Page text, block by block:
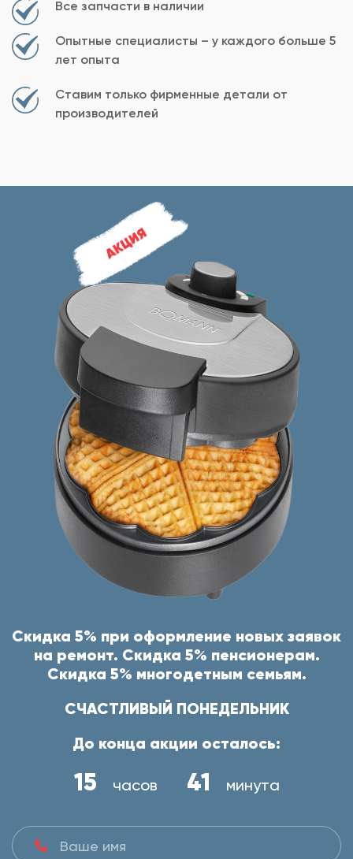
Все запчасти в наличии
Опытные специалисты – у каждого больше 5
лет опыта
Ставим только фирменные детали от
производителей
Скидка 5% при оформление новых заявок
на ремонт. Скидка 5% пенсионерам.
Скидка 5% многодетным семьям.
СЧАСТЛИВЫЙ ПОНЕДЕЛЬНИК
До конца акции осталось:
15 часов 41 минута